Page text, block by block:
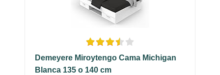
Demeyere Miroytengo Cama Michigan
Blanca 135 o 140 cm